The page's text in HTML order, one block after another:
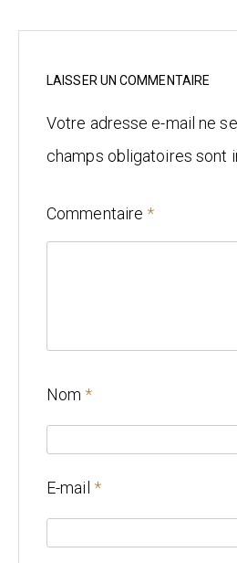
Fashion
Culinaire
Industrielle
Mariage
Architecture
LAISSER UN COMMENTAIRE
Votre adresse e-mail ne
champs obligatoires sont
Commentaire *
Nom *
E-mail *